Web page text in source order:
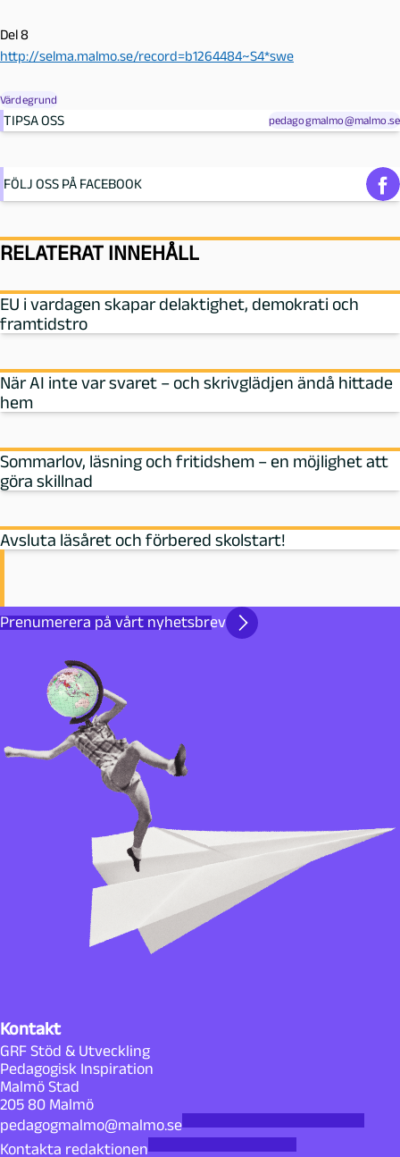
Del 8
http://selma.malmo.se/record=b1264484~S4*swe
Värdegrund
TIPSA OSS pedagogmalmo@malmo.se
FÖLJ OSS PÅ FACEBOOK
RELATERAT INNEHÅLL
EU i vardagen skapar delaktighet, demokrati och
framtidstro
När AI inte var svaret – och skrivglädjen ändå hittade
hem
Sommarlov, läsning och fritidshem – en möjlighet att
göra skillnad
Avsluta läsåret och förbered skolstart!
Prenumerera på vårt nyhetsbrev
Kontakt
GRF Stöd & Utveckling
Pedagogisk Inspiration
Malmö Stad
205 80 Malmö
pedagogmalmo@malmo.se
Kontakta redaktionen